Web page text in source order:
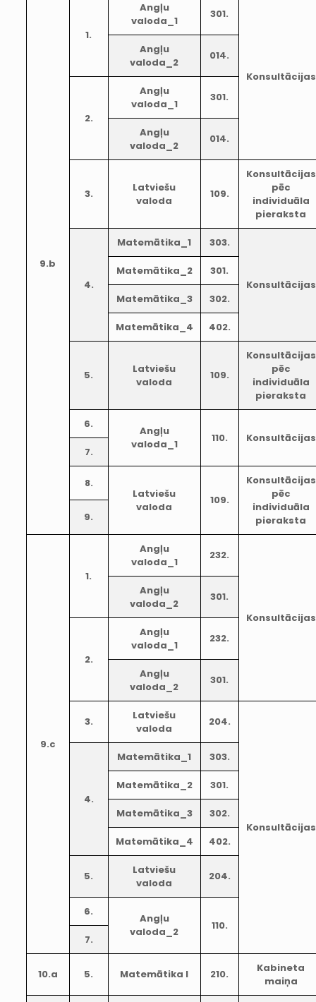
9.b
1.
Angļu
valoda_1
301.
Konsultācijas
Angļu
valoda_2
014.
2.
Angļu
valoda_1
301.
Angļu
valoda_2
014.
3.
Latviešu
valoda
109.
Konsultācijas
pēc
individuāla
pieraksta
4.
Matemātika_1 303.
Konsultācijas
Matemātika_2 301.
Matemātika_3 302.
Matemātika_4 402.
5.
Latviešu
valoda
109.
Konsultācijas
pēc
individuāla
pieraksta
6.
Angļu
valoda_1
110.
Konsultācijas
7.
8.
Latviešu
valoda
109.
Konsultācijas
pēc
individuāla
pieraksta
9.
9.c
1.
Angļu
valoda_1
232.
Konsultācijas
Angļu
valoda_2
301.
2.
Angļu
valoda_1
232.
Angļu
valoda_2
301.
3.
Latviešu
valoda
204.
Konsultācijas
4.
Matemātika_1 303.
Matemātika_2 301.
Matemātika_3 302.
Matemātika_4 402.
5.
Latviešu
valoda
204.
6.
Angļu
valoda_2
110.
7.
10.a 5. Matemātika I 210.
Kabineta
maiņa